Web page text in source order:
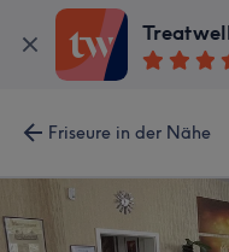
Friseure in der Nähe